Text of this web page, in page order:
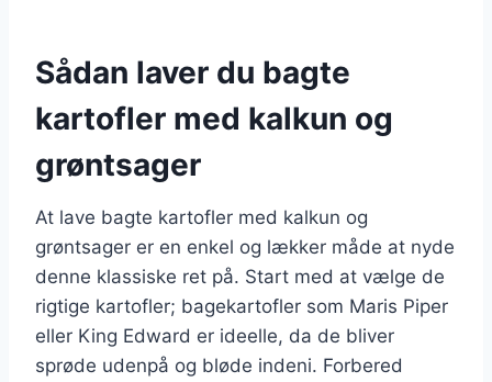
Sådan laver du bagte
kartofler med kalkun og
grøntsager
At lave bagte kartofler med kalkun og
grøntsager er en enkel og lækker måde at nyde
denne klassiske ret på. Start med at vælge de
rigtige kartofler; bagekartofler som Maris Piper
eller King Edward er ideelle, da de bliver
sprøde udenpå og bløde indeni. Forbered